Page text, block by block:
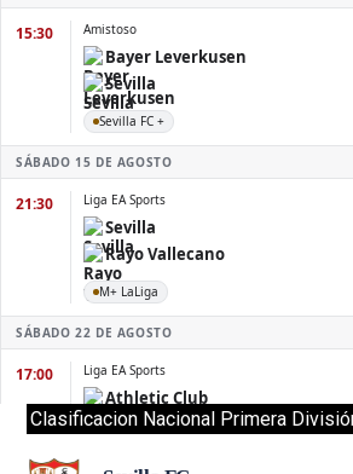
Clasificacion Nacional Primera